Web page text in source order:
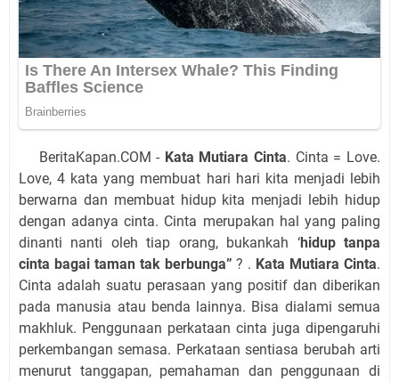
BeritaKapan.COM - Kata Mutiara Cinta. Cinta = Love.
Love, 4 kata yang membuat hari hari kita menjadi lebih
berwarna dan membuat hidup kita menjadi lebih hidup
dengan adanya cinta. Cinta merupakan hal yang paling
dinanti nanti oleh tiap orang, bukankah ‘hidup tanpa
cinta bagai taman tak berbunga” ? . Kata Mutiara Cinta.
Cinta adalah suatu perasaan yang positif dan diberikan
pada manusia atau benda lainnya. Bisa dialami semua
makhluk. Penggunaan perkataan cinta juga dipengaruhi
perkembangan semasa. Perkataan sentiasa berubah arti
menurut tanggapan, pemahaman dan penggunaan di